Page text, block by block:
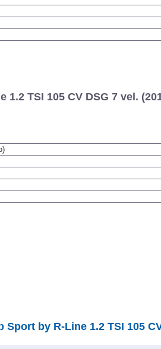
1.2 TSI 105 CV DSG 7 vel.
Sport by R-Line 1.2 TSI 105